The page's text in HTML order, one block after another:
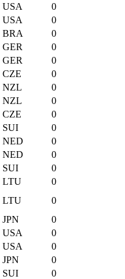
USA
0
USA
0
BRA
0
GER
0
GER
0
CZE
0
NZL
0
NZL
0
CZE
0
SUI
0
NED
0
NED
0
SUI
0
LTU
0
LTU
0
JPN
0
USA
0
USA
0
JPN
0
SUI
0